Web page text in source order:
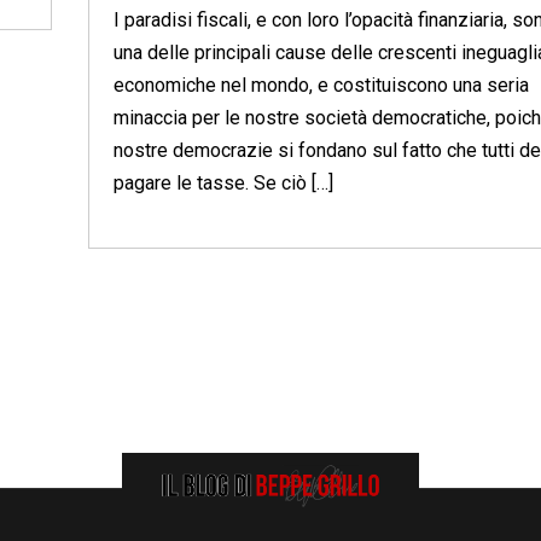
I paradisi fiscali, e con loro l’opacità finanziaria,
una delle principali cause delle crescenti
economiche nel mondo, e costituiscono una seria
minaccia per le nostre società democratiche,
nostre democrazie si fondano sul fatto che tutti
pagare le tasse. Se ciò […]